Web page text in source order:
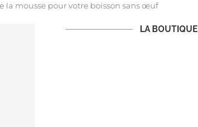
la mousse pour votre boisson sans œuf
LA BOUTIQUE